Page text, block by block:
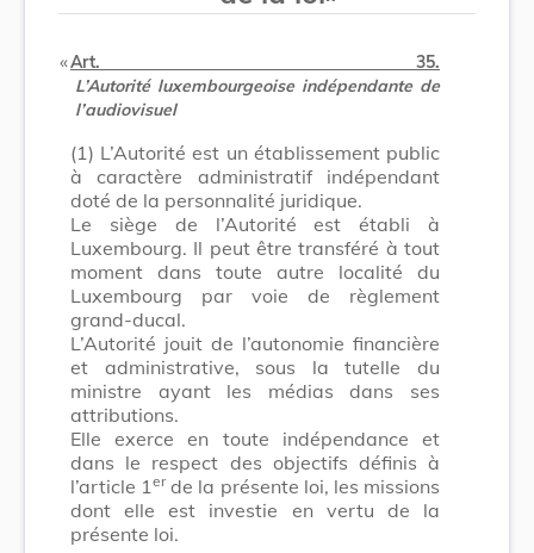
​ «Art. 35.
L’Autorité luxembourgeoise indépendante de
l’audiovisuel
(1) L’Autorité est un établissement public
à caractère administratif indépendant
doté de la personnalité juridique.
Le siège de l’Autorité est établi à
Luxembourg. Il peut être transféré à tout
moment dans toute autre localité du
Luxembourg par voie de règlement
grand-ducal.
L’Autorité jouit de l’autonomie financière
et administrative, sous la tutelle du
ministre ayant les médias dans ses
attributions.
Elle exerce en toute indépendance et
dans le respect des objectifs définis à
l’article 1erde la présente loi, les missions
dont elle est investie en vertu de la
présente loi.